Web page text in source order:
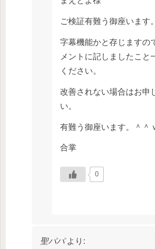
ご検証有難う御座います。
字幕機能かと存じますの
メントに記しましたこと
ください。
改善されない場合はお申
い。
有難う御座います。＾＾
合掌
0
聖パパ より: